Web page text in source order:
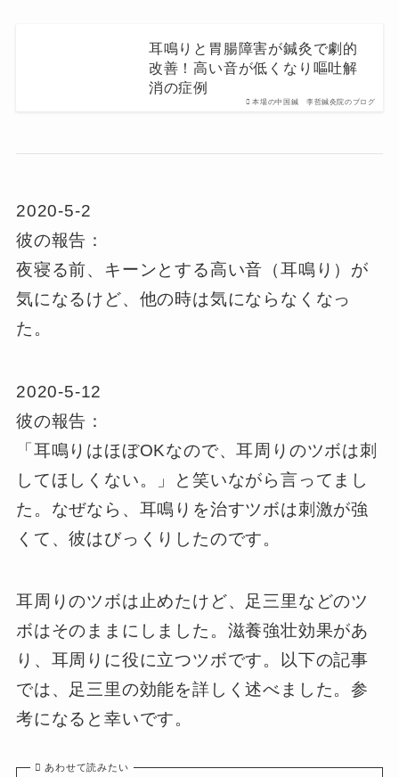
本場の中国鍼 李哲鍼灸院のブログ
耳鳴りと胃腸障害が鍼灸で劇的
改善！高い音が低くなり嘔吐解
消の症例
2020-5-2
彼の報告：
夜寝る前、キーンとする高い音（耳鳴り）が
気になるけど、他の時は気にならなくなっ
た。
2020-5-12
彼の報告：
「耳鳴りはほぼOKなので、耳周りのツボは刺
してほしくない。」と笑いながら言ってまし
た。なぜなら、耳鳴りを治すツボは刺激が強
くて、彼はびっくりしたのです。
耳周りのツボは止めたけど、足三里などのツ
ボはそのままにしました。滋養強壮効果があ
り、耳周りに役に立つツボです。以下の記事
では、足三里の効能を詳しく述べました。参
考になると幸いです。
あわせて読みたい